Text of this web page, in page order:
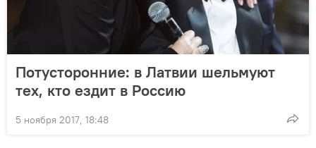
Потусторонние: в Латвии шельмуют
тех, кто ездит в Россию
5 ноября 2017, 18:48